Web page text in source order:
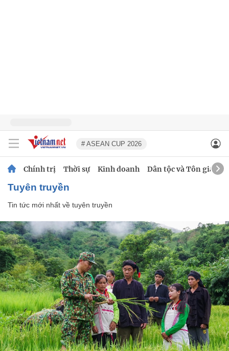
# ASEAN CUP 2026
Chính trị Thời sự Kinh doanh Dân tộc và Tôn giáo
tuyên truyền
Tin tức mới nhất về tuyên truyền